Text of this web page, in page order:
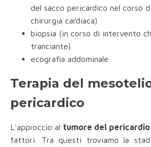
del sacco pericardico nel corso
chirurgia cardiaca)
biopsia (in corso di intervento
tranciante)
ecografia addominale
Terapia del
pericardico
L'approccio al tumore del pericardio
fattori. Tra questi troviamo la